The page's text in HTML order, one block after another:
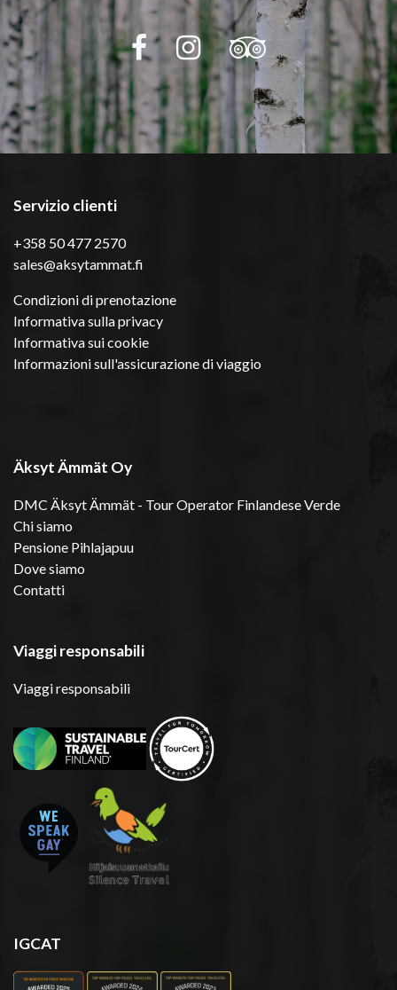
Servizio clienti
+358 50 477 2570
sales@aksytammat.fi
Condizioni di prenotazione
Informativa sulla privacy
Informativa sui cookie
Informazioni sull'assicurazione di viaggio
Äksyt Ämmät Oy
DMC Äksyt Ämmät - Tour Operator Finlandese Verde
Chi siamo
Pensione Pihlajapuu
Dove siamo
Contatti
Viaggi responsabili
Viaggi responsabili
IGCAT